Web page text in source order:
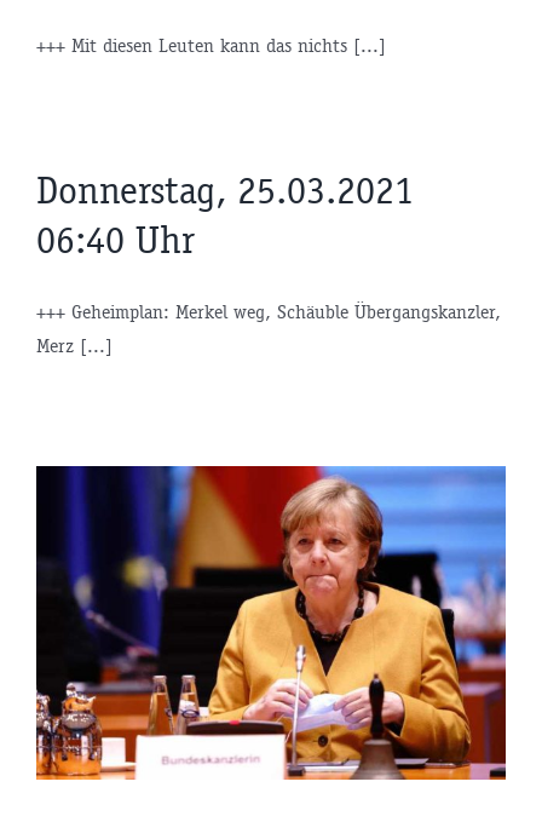
+++ Mit diesen Leuten kann das nichts [...]
Donnerstag, 25.03.2021
06:40 Uhr
+++ Geheimplan: Merkel weg, Schäuble Übergangskanzler,
Merz [...]